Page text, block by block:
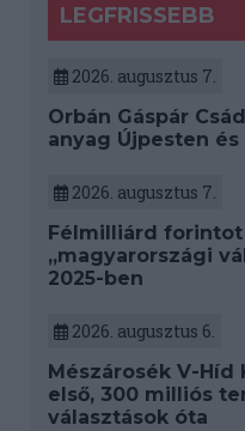
LEGFRISSEBB
2026. augusztus 7.
Orbán Gáspár
anyag Újpesten és
2026. augusztus 7.
Félmilliárd forintot
„magyarországi
2025-ben
2026. augusztus 6.
Mészárosék V-
első, 300 milliós
választások óta